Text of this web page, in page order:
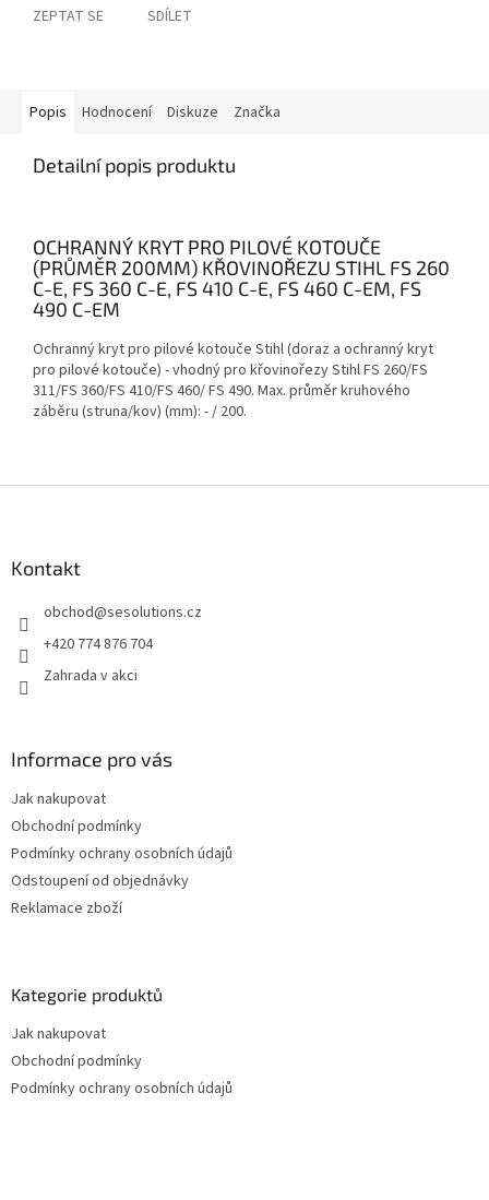
ZEPTAT SE SDÍLET
Popis Hodnocení Diskuze Značka
Detailní popis produktu
OCHRANNÝ KRYT PRO PILOVÉ KOTOUČE
(PRŮMĚR 200MM) KŘOVINOŘEZU STIHL FS 260
C-E, FS 360 C-E, FS 410 C-E, FS 460 C-EM, FS
490 C-EM
Ochranný kryt pro pilové kotouče Stihl (doraz a ochranný kryt
pro pilové kotouče) - vhodný pro křovinořezy Stihl FS 260/FS
311/FS 360/FS 410/FS 460/ FS 490. Max. průměr kruhového
záběru (struna/kov) (mm): - / 200.
Kontakt
obchod@sesolutions.cz
+420 774 876 704
Zahrada v akci
Informace pro vás
Jak nakupovat
Obchodní podmínky
Podmínky ochrany osobních údajů
Odstoupení od objednávky
Reklamace zboží
Kategorie produktů
Jak nakupovat
Obchodní podmínky
Podmínky ochrany osobních údajů